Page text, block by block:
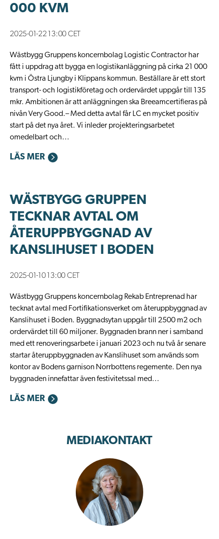
MEDIAKONTAKT
000 KVM
2025-01-22 13:00 CET
Wästbygg Gruppens koncernbolag Logistic Contractor har
fått i uppdrag att bygga en logistikanläggning på cirka 21 000
kvm i Östra Ljungby i Klippans kommun. Beställare är ett stort
transport- och logistikföretag och ordervärdet uppgår till 135
mkr. Ambitionen är att anläggningen ska Breeamcertifieras på
nivån Very Good.– Med detta avtal får LC en mycket positiv
start på det nya året. Vi inleder projekteringsarbetet
omedelbart och...
LÄS MER
WÄSTBYGG GRUPPEN
TECKNAR AVTAL OM
ÅTERUPPBYGGNAD AV
KANSLIHUSET I BODEN
2025-01-10 13:00 CET
Wästbygg Gruppens koncernbolag Rekab Entreprenad har
tecknat avtal med Fortifikationsverket om återuppbyggnad av
Kanslihuset i Boden. Byggnadsytan uppgår till 2500 m2 och
ordervärdet till 60 miljoner. Byggnaden brann ner i samband
med ett renoveringsarbete i januari 2023 och nu två år senare
startar återuppbyggnaden av Kanslihuset som används som
kontor av Bodens garnison Norrbottens regemente. Den nya
byggnaden innefattar även festivitetssal med...
LÄS MER